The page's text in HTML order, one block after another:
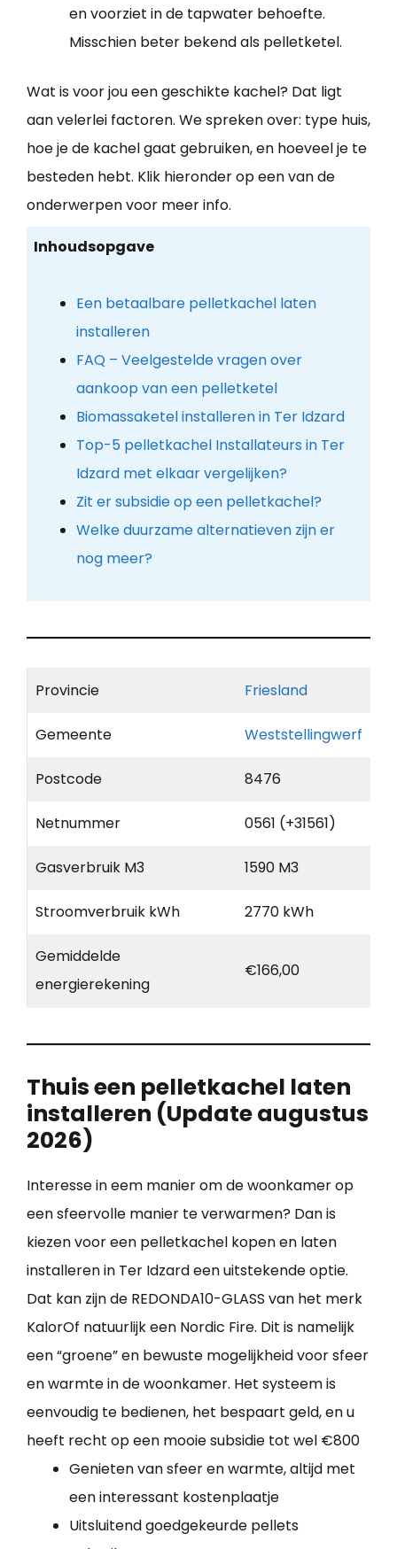
en voorziet in de tapwater behoefte.
Misschien beter bekend als pelletketel.
Wat is voor jou een geschikte kachel? Dat ligt
aan velerlei factoren. We spreken over: type huis,
hoe je de kachel gaat gebruiken, en hoeveel je te
besteden hebt. Klik hieronder op een van de
onderwerpen voor meer info.
Inhoudsopgave
Een betaalbare pelletkachel laten
installeren
FAQ – Veelgestelde vragen over
aankoop van een pelletketel
Biomassaketel installeren in Ter Idzard
Top-5 pelletkachel Installateurs in Ter
Idzard met elkaar vergelijken?
Zit er subsidie op een pelletkachel?
Welke duurzame alternatieven zijn er
nog meer?
Provincie Friesland
Gemeente Weststellingwerf
Postcode 8476
Netnummer 0561 (+31561)
Gasverbruik M3 1590 M3
Stroomverbruik kWh 2770 kWh
Gemiddelde
energierekening
€166,00
Thuis een pelletkachel laten
installeren (Update augustus
2026)
Interesse in eem manier om de woonkamer op
een sfeervolle manier te verwarmen? Dan is
kiezen voor een pelletkachel kopen en laten
installeren in Ter Idzard een uitstekende optie.
Dat kan zijn de REDONDA10-GLASS van het merk
KalorOf natuurlijk een Nordic Fire. Dit is namelijk
een “groene” en bewuste mogelijkheid voor sfeer
en warmte in de woonkamer. Het systeem is
eenvoudig te bedienen, het bespaart geld, en u
heeft recht op een mooie subsidie tot wel €800
Genieten van sfeer en warmte, altijd met
een interessant kostenplaatje
Uitsluitend goedgekeurde pellets